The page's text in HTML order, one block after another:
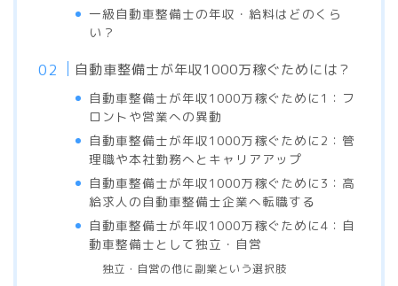
一級自動車整備士の年収・給料はどのくら
い？
自動車整備士が年収1000万稼ぐためには？
自動車整備士が年収1000万稼ぐために1：フ
ロントや営業への異動
自動車整備士が年収1000万稼ぐために2：管
理職や本社勤務へとキャリアアップ
自動車整備士が年収1000万稼ぐために3：高
給求人の自動車整備士企業へ転職する
自動車整備士が年収1000万稼ぐために4：自
動車整備士として独立・自営
独立・自営の他に副業という選択肢